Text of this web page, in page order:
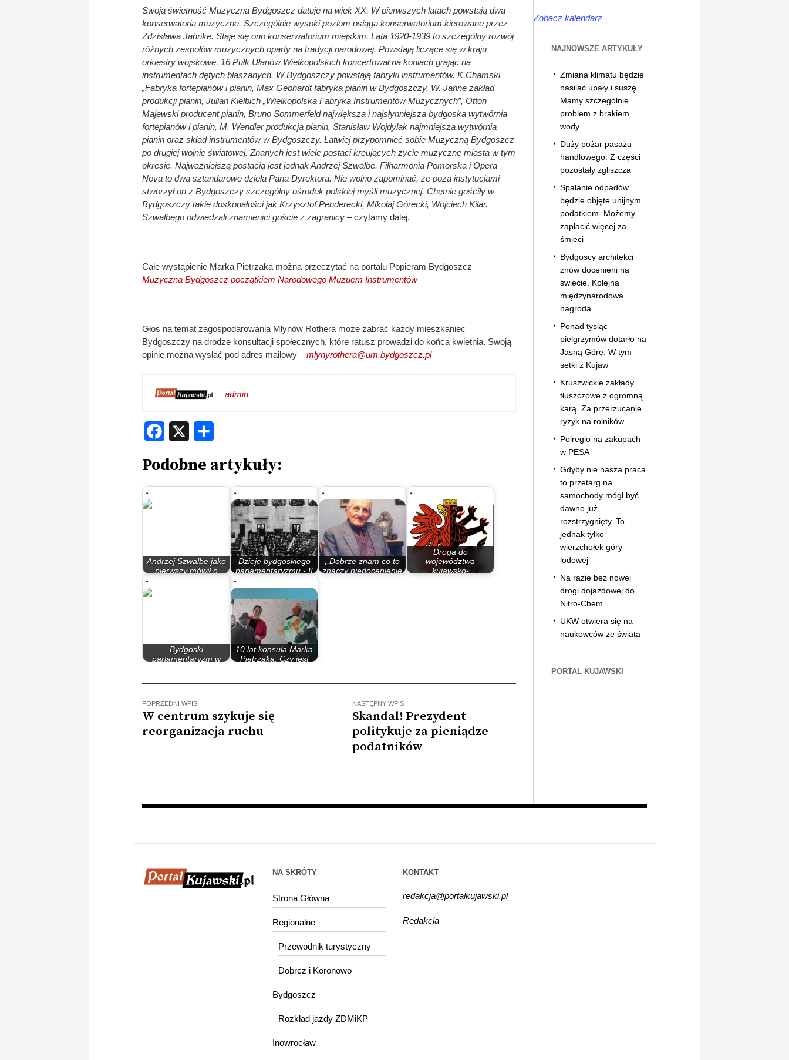
Swoją świetność Muzyczna Bydgoszcz datuje na wiek XX. W pierwszych latach powstają dwa
konserwatoria muzyczne. Szczególnie wysoki poziom osiąga konserwatorium kierowane przez
Zdzisława Jahnke. Staje się ono konserwatorium miejskim. Lata 1920-1939 to szczególny rozwój
różnych zespołów muzycznych oparty na tradycji narodowej. Powstają liczące się w kraju
orkiestry wojskowe, 16 Pułk Ułanów Wielkopolskich koncertował na koniach grając na
instrumentach dętych blaszanych. W Bydgoszczy powstają fabryki instrumentów. K.Chamski
„Fabryka fortepianów i pianin, Max Gebhardt fabryka pianin w Bydgoszczy, W. Jahne zakład
produkcji pianin, Julian Kielbich „Wielkopolska Fabryka Instrumentów Muzycznych”, Otton
Majewski producent pianin, Bruno Sommerfeld największa i najsłynniejsza bydgoska wytwórnia
fortepianów i pianin, M. Wendler produkcja pianin, Stanisław Wojdylak najmniejsza wytwórnia
pianin oraz skład instrumentów w Bydgoszczy. Łatwiej przypomnieć sobie Muzyczną Bydgoszcz
po drugiej wojnie światowej. Znanych jest wiele postaci kreujących życie muzyczne miasta w tym
okresie. Najważniejszą postacią jest jednak Andrzej Szwalbe. Filharmonia Pomorska i Opera
Nova to dwa sztandarowe dzieła Pana Dyrektora. Nie wolno zapominać, że poza instytucjami
stworzył on z Bydgoszczy szczególny ośrodek polskiej myśli muzycznej. Chętnie gościły w
Bydgoszczy takie doskonałości jak Krzysztof Penderecki, Mikołaj Górecki, Wojciech Kilar.
Szwalbego odwiedzali znamienici goście z zagranicy – czytamy dalej.
Całe wystąpienie Marka Pietrzaka można przeczytać na portalu Popieram Bydgoszcz –
Muzyczna Bydgoszcz początkiem Narodowego Muzuem Instrumentów
Głos na temat zagospodarowania Młynów Rothera może zabrać każdy mieszkaniec
Bydgoszczy na drodze konsultacji społecznych, które ratusz prowadzi do końca kwietnia. Swoją
opinie można wysłać pod adres mailowy –mlynyrothera@um.bydgoszcz.pl
admin
Facebook
Podobne artykuły:
Andrzej Szwalbe jako
pierwszy mówił o
Dzieje bydgoskiego
parlamentaryzmu - II
,,Dobrze znam co to
znaczy niedocenienie
Droga do
województwa
kujawsko-
Bydgoski
parlamentaryzm w
10 lat konsula Marka
Pietrzaka. Czy jest
POPRZEDNI WPIS
W centrum szykuje się
reorganizacja ruchu
NASTĘPNY WPIS
Skandal! Prezydent
politykuje za pieniądze
podatników
Zobacz kalendarz
NAJNOWSZE ARTYKUŁY
Zmiana klimatu będzie
nasilać upały i suszę.
Mamy szczególnie
problem z brakiem
wody
Duży pożar pasażu
handlowego. Z części
pozostały zgliszcza
Spalanie odpadów
będzie objęte unijnym
podatkiem. Możemy
zapłacić więcej za
śmieci
Bydgoscy architekci
znów docenieni na
świecie. Kolejna
międzynarodowa
nagroda
Ponad tysiąc
pielgrzymów dotarło na
Jasną Górę. W tym
setki z Kujaw
Kruszwickie zakłady
tłuszczowe z ogromną
karą. Za przerzucanie
ryzyk na rolników
Polregio na zakupach
w PESA
Gdyby nie nasza praca
to przetarg na
samochody mógł być
dawno już
rozstrzygnięty. To
jednak tylko
wierzchołek góry
lodowej
Na razie bez nowej
drogi dojazdowej do
Nitro-Chem
UKW otwiera się na
naukowców ze świata
PORTAL KUJAWSKI
NA SKRÓTY
Strona Główna
Regionalne
Przewodnik turystyczny
Dobrcz i Koronowo
Bydgoszcz
Rozkład jazdy ZDMiKP
Inowrocław
KONTAKT
redakcja@portalkujawski.pl
Redakcja